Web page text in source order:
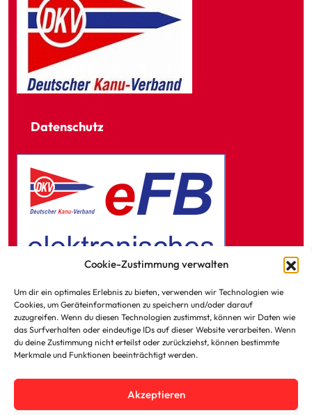
Cookie-Zustimmung verwalten
Um dir ein optimales Erlebnis zu bieten, verwenden wir Technologien wie
Cookies, um Geräteinformationen zu speichern und/oder darauf
zuzugreifen. Wenn du diesen Technologien zustimmst, können wir Daten wie
das Surfverhalten oder eindeutige IDs auf dieser Website verarbeiten. Wenn
du deine Zustimmung nicht erteilst oder zurückziehst, können bestimmte
Merkmale und Funktionen beeinträchtigt werden.
Akzeptieren
Datenschutz
Kontakt zum KVR